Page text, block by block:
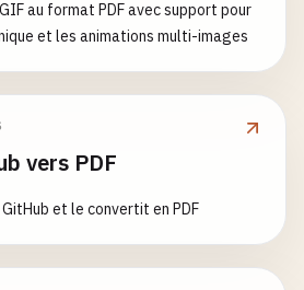
au format PDF avec support pour
et les animations multi-images
vers PDF
GitHub et le convertit en PDF